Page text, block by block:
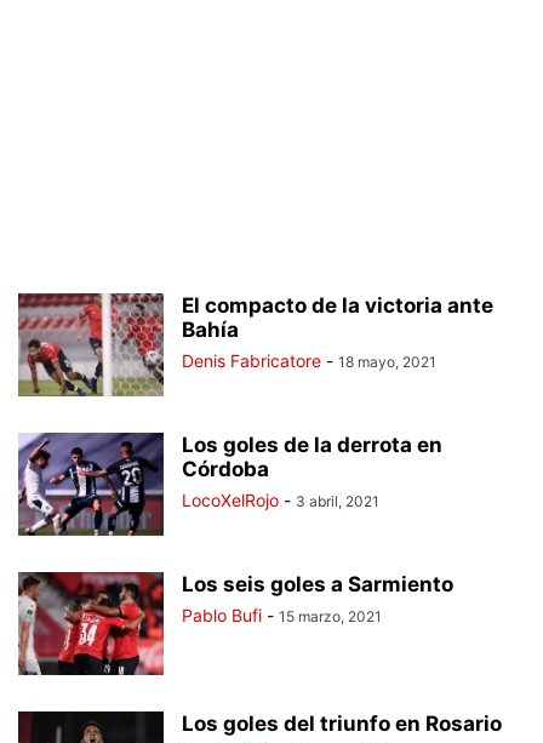
El compacto de la victoria ante
Bahía
Denis Fabricatore - 18 mayo, 2021
Los goles de la derrota en
Córdoba
LocoXelRojo - 3 abril, 2021
Los seis goles a Sarmiento
Pablo Bufi - 15 marzo, 2021
Los goles del triunfo en Rosario